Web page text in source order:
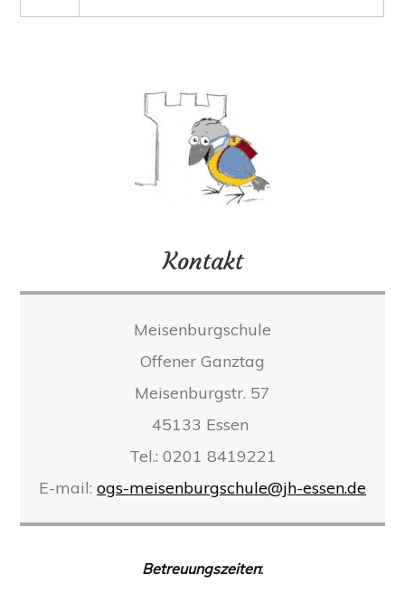
Kontakt
Meisenburgschule
Offener Ganztag
Meisenburgstr. 57
45133 Essen
Tel.: 0201 8419221
E-mail: ogs-meisenburgschule@jh-essen.de
Betreuungszeiten: